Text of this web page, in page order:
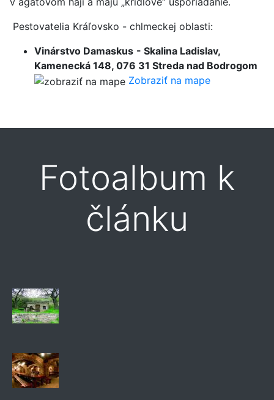
Pestovatelia Kráľovsko - chlmeckej oblasti:
Vinárstvo Damaskus - Skalina Ladislav,
Kamenecká 148, 076 31 Streda nad Bodrogom
Zobraziť na mape
Fotoalbum k
článku